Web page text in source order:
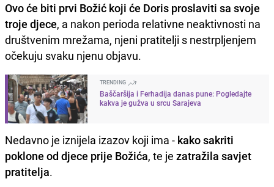
Ovo će biti prvi Božić koji će Doris proslaviti sa svoje
troje djece, a nakon perioda relativne neaktivnosti na
društvenim mrežama, njeni pratitelji s nestrpljenjem
očekuju svaku njenu objavu.
TRENDING
Baščaršija i Ferhadija danas pune: Pogledajte
kakva je gužva u srcu Sarajeva
Nedavno je iznijela izazov koji ima - kako sakriti
poklone od djece prije Božića, te je zatražila savjet
pratitelja.